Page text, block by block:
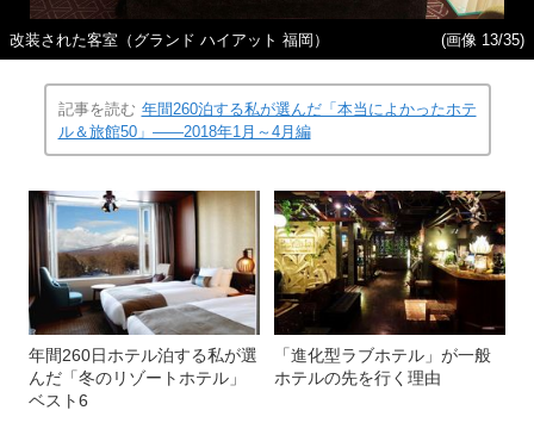
改装された客室（グランド ハイアット 福岡） (画像 13/35)
記事を読む 年間260泊する私が選んだ「本当によかったホテ
ル＆旅館50」――2018年1月～4月編
年間260日ホテル泊する私が選
んだ「冬のリゾートホテル」
ベスト6
「進化型ラブホテル」が一般
ホテルの先を行く理由